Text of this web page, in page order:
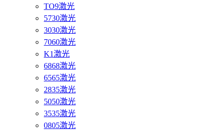
TO9激光
5730激光
3030激光
7060激光
K1激光
6868激光
6565激光
2835激光
5050激光
3535激光
0805激光